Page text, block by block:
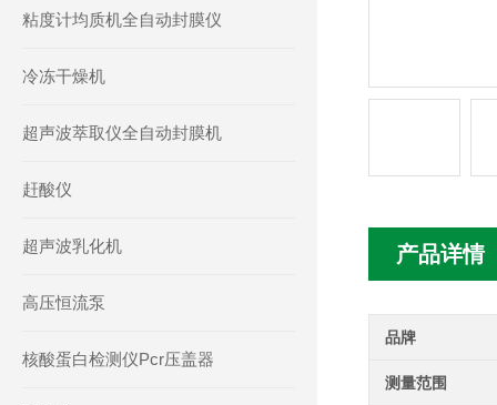
产品详情
品牌
测量范围
粘度计均质机全自动封膜仪
冷冻干燥机
超声波萃取仪全自动封膜机
赶酸仪
超声波乳化机
高压恒流泵
核酸蛋白检测仪Pcr压盖器